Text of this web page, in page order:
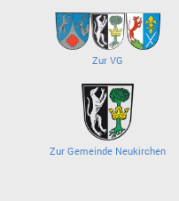
Zur VG
Zur Gemeinde Neukirchen